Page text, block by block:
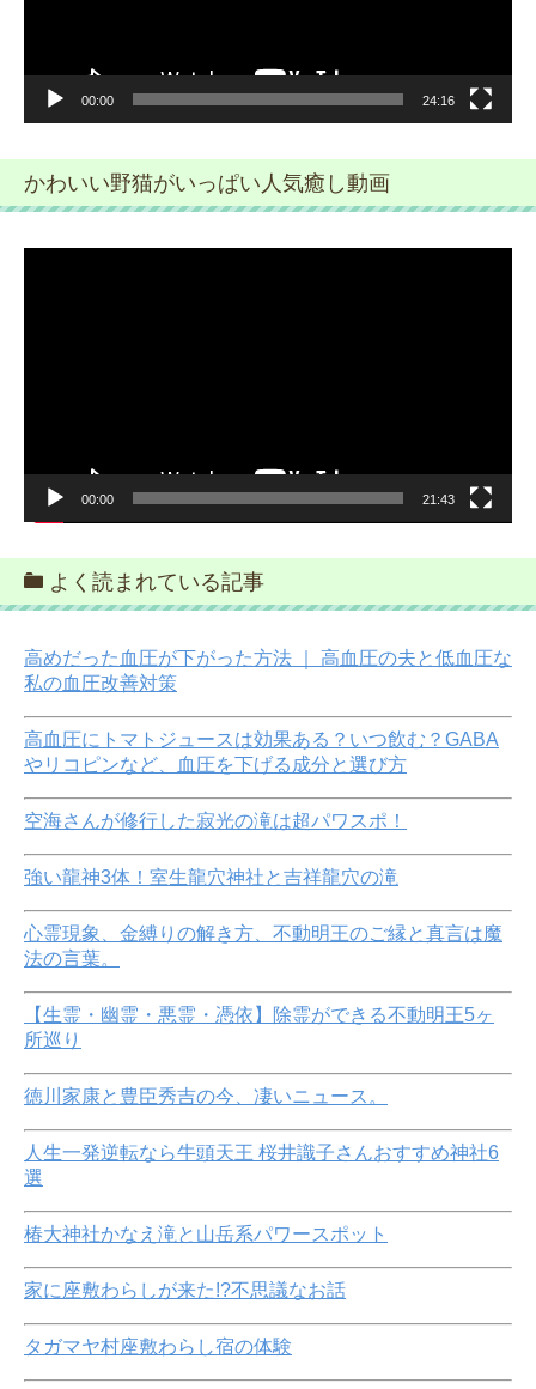
00:00 24:16
かわいい野猫がいっぱい人気癒し動画
00:00 21:43
よく読まれている記事
高めだった血圧が下がった方法 ｜ 高血圧の夫と低血圧な
私の血圧改善対策
高血圧にトマトジュースは効果ある？いつ飲む？GABA
やリコピンなど、血圧を下げる成分と選び方
空海さんが修行した寂光の滝は超パワスポ！
強い龍神3体！室生龍穴神社と吉祥龍穴の滝
心霊現象、金縛りの解き方、不動明王のご縁と真言は魔
法の言葉。
【生霊・幽霊・悪霊・憑依】除霊ができる不動明王5ヶ
所巡り
徳川家康と豊臣秀吉の今、凄いニュース。
人生一発逆転なら牛頭天王 桜井識子さんおすすめ神社6
選
椿大神社かなえ滝と山岳系パワースポット
家に座敷わらしが来た!?不思議なお話
タガマヤ村座敷わらし宿の体験